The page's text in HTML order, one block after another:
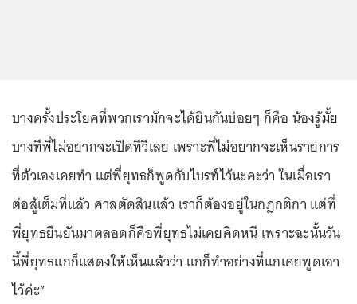
บางครั้งประโยคที่พวกเรามักจะได้ยินกันบ่อยๆ ก็คือ น้องรู้มั้ย
บางทีพี่ไม่อยากจะเปิดทีวีเลย เพราะพี่ไม่อยากจะเห็นรายการ
ที่ตัวเองเคยทำ แต่พี่ยุทธก็พูดกับไบรท์ไว้นะคะว่า ในเมื่อเรา
ต่อสู้เต็มที่แล้ว ศาลตัดสินแล้ว เราก็ต้องอยู่ในกฎกติกา แต่ที่
พี่ยุทธยืนยันมาตลอดก็คือพี่ยุทธไม่เคยคิดหนี เพราะฉะนั้นวัน
นี้พี่ยุทธแกก็แสดงให้เห็นแล้วว่า แกก็ทำอย่างที่แกเคยพูดเอา
ไว้ค่ะ”